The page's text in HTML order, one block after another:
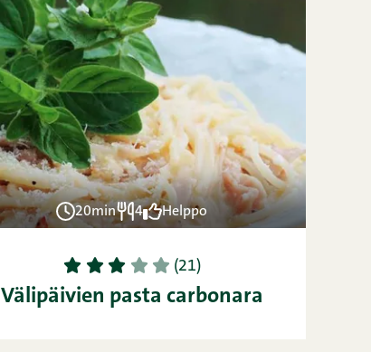
20min 4 Helppo
1 2 3 4 5 (21)
Välipäivien pasta carbonara